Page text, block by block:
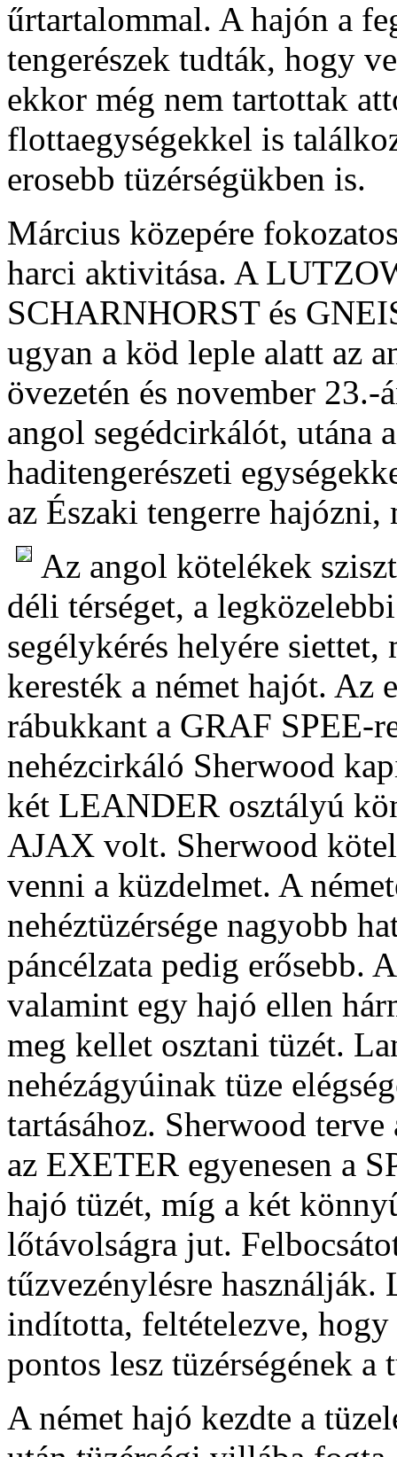
űrtartalommal. A hajón a
tengerészek tudták, hogy
ekkor még nem tartottak
flottaegységekkel is
erosebb tüzérségükben is.
Március közepére
harci aktivitása. A
SCHARNHORST és
ugyan a köd leple alatt az
övezetén és november
angol segédcirkálót, utána
haditengerészeti
az Északi tengerre
Az angol kötelékek
déli térséget, a
segélykérés helyére
keresték a német hajót. Az
rábukkant a GRAF SPEE-
nehézcirkáló Sherwood
két LEANDER osztályú
AJAX volt. Sherwood
venni a küzdelmet. A
nehéztüzérsége nagyobb
páncélzata pedig erősebb.
valamint egy hajó ellen
meg kellet osztani tüzét.
nehézágyúinak tüze
tartásához. Sherwood
az EXETER egyenesen a
hajó tüzét, míg a két
lőtávolságra jut.
tűzvezénylésre
indította, feltételezve,
pontos lesz tüzérségének a
A német hajó kezdte a